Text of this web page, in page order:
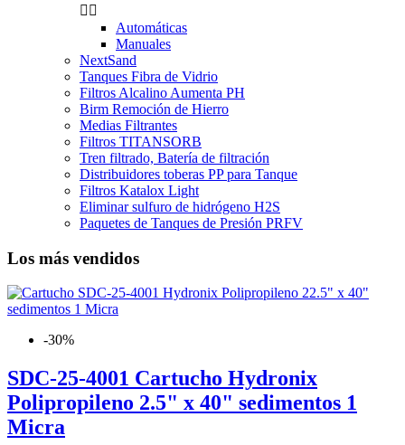
 
Automáticas
Manuales
NextSand
Tanques Fibra de Vidrio
Filtros Alcalino Aumenta PH
Birm Remoción de Hierro
Medias Filtrantes
Filtros TITANSORB
Tren filtrado, Batería de filtración
Distribuidores toberas PP para Tanque
Filtros Katalox Light
Eliminar sulfuro de hidrógeno H2S
Paquetes de Tanques de Presión PRFV
Los más vendidos
-30%
SDC-25-4001 Cartucho Hydronix
Polipropileno 2.5" x 40" sedimentos 1
Micra